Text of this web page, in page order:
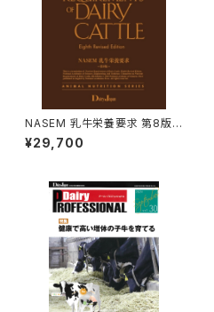
NASEM 乳牛栄養要求 第8版
(日本語版)
¥29,700